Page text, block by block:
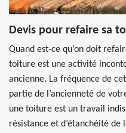
Devis pour refaire sa
Quand est-ce qu’on doit
toiture est une activité
ancienne. La fréquence de
partie de l’ancienneté de
une toiture est un travail
résistance et d’étanchéité